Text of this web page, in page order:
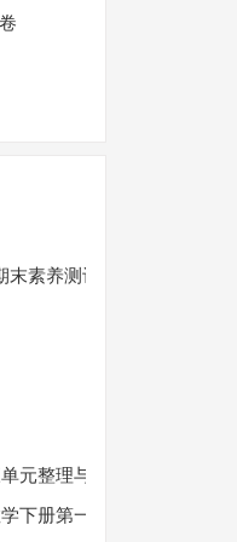
末素养测评卷（考试版A4
元整理与复习（一）练习题
下册第一次月考试卷